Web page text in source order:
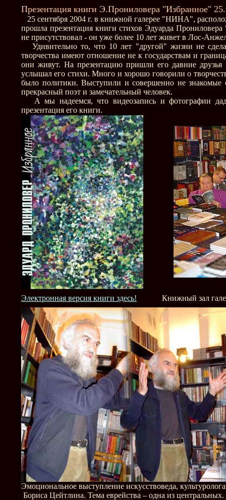
Презентация книги Э.Прониловера "Избранное"
25 сентября 2004 г. в книжной галерее "НИНА",
прошла презентация книги стихов Эдуарда
не присутствовал - он уже более 10 лет живет в Лос-
Удивительно то, что 10 лет "другой" жизни не
творчества имеют отношение не к государствам и
они живут. На презентацию пришли его давние
услышал его стихи. Много и хорошо говорили о
было политики. Выступили и совершенно не
прекрасный поэт и замечательный человек.
А мы надеемся, что видеозапись и фотографии
презентация его книги.
Электронная версия книги здесь! Книжный зал
Эмоциональное выступление искусствоведа,
Бориса Цейтлина. Тема еврейства – одна из центральных.